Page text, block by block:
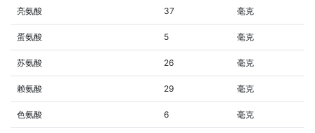
亮氨酸 37 毫克
蛋氨酸 5 毫克
苏氨酸 26 毫克
赖氨酸 29 毫克
色氨酸 6 毫克